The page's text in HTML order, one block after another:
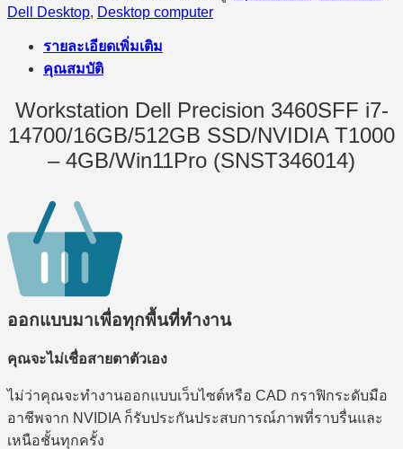
Dell Desktop, Desktop computer
รายละเอียดเพิ่มเติม
คุณสมบัติ
Workstation Dell Precision 3460SFF i7-
14700/16GB/512GB SSD/NVIDIA T1000
– 4GB/Win11Pro (SNST346014)
ออกแบบมาเพื่อทุกพื้นที่ทำงาน
คุณจะไม่เชื่อสายตาตัวเอง
ไม่ว่าคุณจะทำงานออกแบบเว็บไซต์หรือ CAD กราฟิกระดับมือ
อาชีพจาก NVIDIA ก็รับประกันประสบการณ์ภาพที่ราบรื่นและ
เหนือชั้นทุกครั้ง